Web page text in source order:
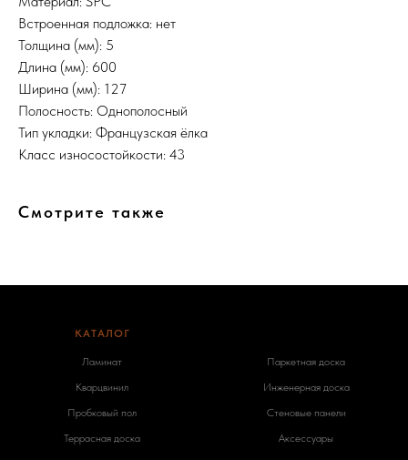
Встроенная подложка: нет
Толщина (мм): 5
Длина (мм): 600
Ширина (мм): 127
Полосность: Однополосный
Тип укладки: Французская ёлка
Класс износостойкости: 43
Смотрите также
КАТАЛОГ
Ламинат
Кварцвинил
Пробковый пол
Террасная доска
Паркетная доска
Инженерная доска
Стеновые панели
Аксессуары